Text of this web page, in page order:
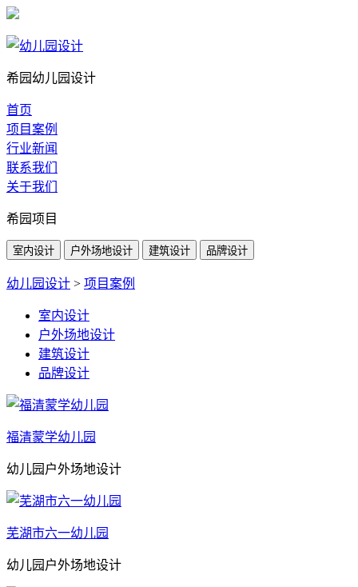
希园幼儿园设计
首页
项目案例
行业新闻
联系我们
关于我们
希园项目
室内设计 户外场地设计 建筑设计 品牌设计
幼儿园设计 > 项目案例
室内设计
户外场地设计
建筑设计
品牌设计
福清蒙学幼儿园
幼儿园户外场地设计
芜湖市六一幼儿园
幼儿园户外场地设计